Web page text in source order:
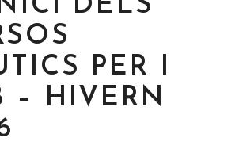
DELS
PER I
– HIVERN